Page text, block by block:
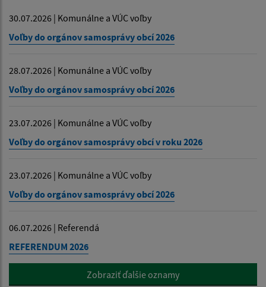
30.07.2026 | Komunálne a VÚC voľby
Voľby do orgánov samosprávy obcí 2026
28.07.2026 | Komunálne a VÚC voľby
Voľby do orgánov samosprávy obcí 2026
23.07.2026 | Komunálne a VÚC voľby
Voľby do orgánov samosprávy obcí v roku 2026
23.07.2026 | Komunálne a VÚC voľby
Voľby do orgánov samosprávy obcí 2026
06.07.2026 | Referendá
REFERENDUM 2026
Zobraziť ďalšie oznamy